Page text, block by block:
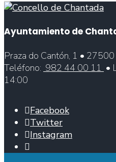
Ayuntamiento de
Praza do Cantón, 1 •
Teléfono: 982 44 00 11 •
14:00
Facebook
Twitter
Instagram